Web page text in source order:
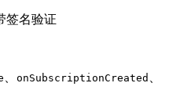
签名验证
onSubscriptionCreated